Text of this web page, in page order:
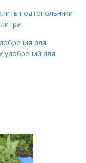
подтопольники
для
удобрений для